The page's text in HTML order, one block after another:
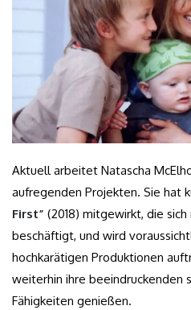
Aktuell arbeitet Natascha
aufregenden Projekten. Sie hat
First” (2018) mitgewirkt, die
beschäftigt, und wird
hochkarätigen Produktionen
weiterhin ihre beeindruckenden
Fähigkeiten genießen.